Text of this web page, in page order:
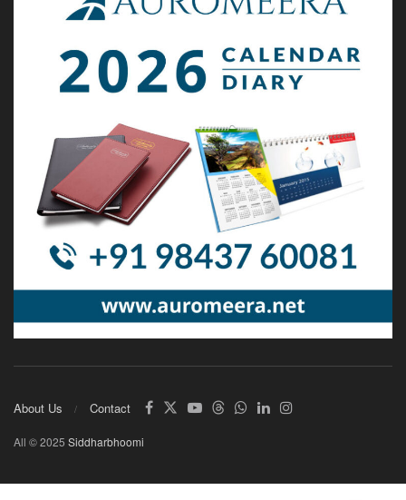
About Us Contact
All © 2025 Siddharbhoomi